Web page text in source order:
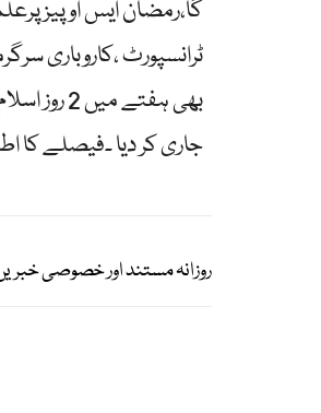
گا،رمضان ایس او
ٹرانسپورٹ ،کاروباری
بھی
جاری کر دیا ۔فیصلے کا
روزانہ مستند اور خصوصی